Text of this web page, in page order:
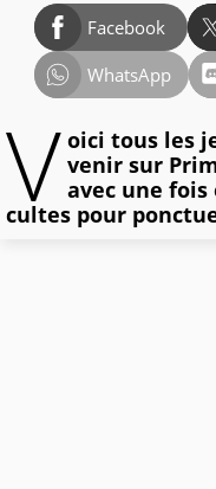
Facebook
WhatsApp
V oici tous les
venir sur
avec une
cultes pour